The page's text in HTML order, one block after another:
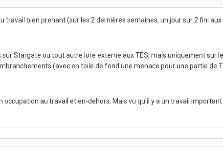
travail bien prenant (sur les 2 dernières semaines, un jour sur 2 fini
sur Stargate ou tout autre lore externe aux TES, mais uniquement sur
(avec en toile de fond une menace pour une partie de
occupation au travail et en-dehors. Mais vu qu'il y a un travail